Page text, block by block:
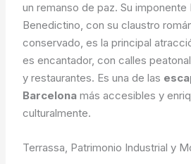
un remanso de paz. Su imponente
Benedictino, con su claustro
conservado, es la principal
es encantador, con calles
y restaurantes. Es una de las
Barcelona más accesibles y
culturalmente.
Terrassa, Patrimonio Industrial y